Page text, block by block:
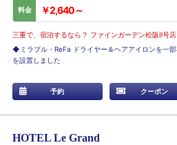
料金 ￥2,640～
三重で、宿泊するなら？ ファインガーデン松阪Ⅱ号店
◆ミラブル・ReFa ドライヤー＆ヘアアイロンを一
を設置しました
予約 クーポン
HOTEL Le Grand